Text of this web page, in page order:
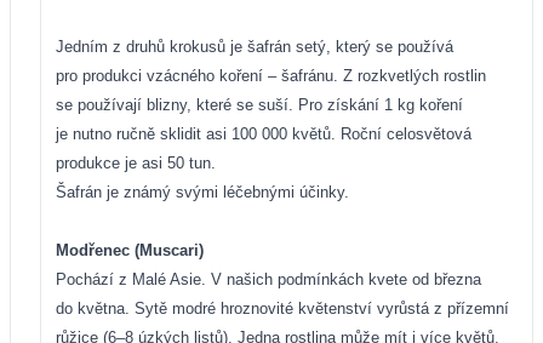
Jedním z druhů krokusů je šafrán setý, který se používá
pro produkci vzácného koření – šafránu. Z rozkvetlých rostlin
se používají blizny, které se suší. Pro získání 1 kg koření
je nutno ručně sklidit asi 100 000 květů. Roční celosvětová
produkce je asi 50 tun.
Šafrán je známý svými léčebnými účinky.
Modřenec (Muscari)
Pochází z Malé Asie. V našich podmínkách kvete od března
do května. Sytě modré hroznovité květenství vyrůstá z přízemní
růžice (6–8 úzkých listů). Jedna rostlina může mít i více květů.